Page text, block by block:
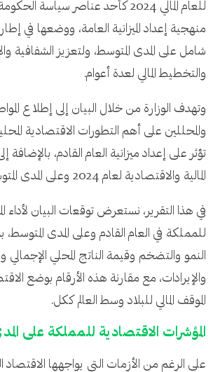
للعام المالي 2024 كأحد عناصر سياسة
منهجية إعداد الميزانية العامة، ووضعها في
شامل على المدى المتوسط، ولتعزيز الشفافية
والتخطيط المالي لعدة أعوام.
وتهدف الوزارة من خلال البيان إلى إطلاع
والمحللين على أهم التطورات الاقتصادية
تؤثر على إعداد ميزانية العام القادم، بالإضافة
المالية والاقتصادية لعام 2024 وعلى المدى المتوسط.
في هذا التقرير، نستعرض توقعات البيان لأداء
للمملكة في العام القادم وعلى المدى
النمو والتضخم وقيمة الناتج المحلي الإجمالي
والإيرادات، مع مقارنة هذه الأرقام بوضع
الموقف المالي للبلاد وسط العالم ككل.
المؤشرات الاقتصادية للمملكة على
على الرغم من الأزمات التي يواجهها الاقتصاد